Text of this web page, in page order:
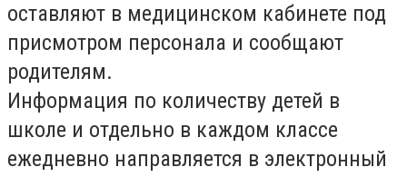
оставляют в медицинском кабинете под
присмотром персонала и сообщают
родителям.
Информация по количеству детей в
школе и отдельно в каждом классе
ежедневно направляется в электронный